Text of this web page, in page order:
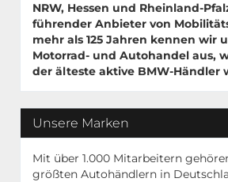
NRW, Hessen und Rheinland-
führender Anbieter von
mehr als 125 Jahren kennen wir
Motorrad- und Autohandel aus,
der älteste aktive BMW-Händler
Unsere Marken
Mit über 1.000 Mitarbeitern
größten Autohändlern in